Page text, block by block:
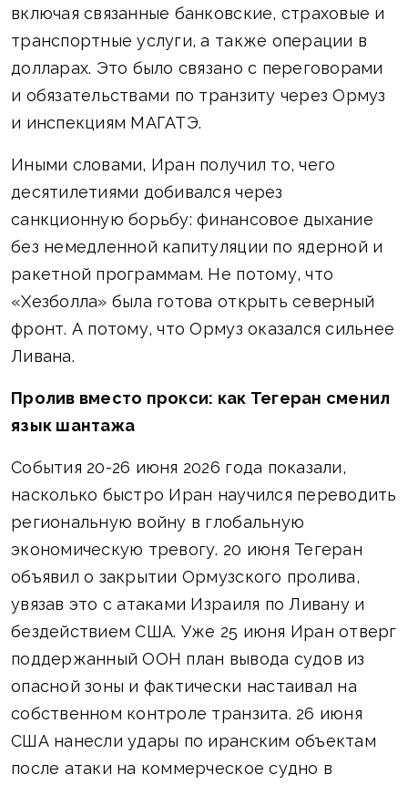
включая связанные банковские, страховые и
транспортные услуги, а также операции в
долларах. Это было связано с переговорами
и обязательствами по транзиту через Ормуз
и инспекциям МАГАТЭ.
Иными словами, Иран получил то, чего
десятилетиями добивался через
санкционную борьбу: финансовое дыхание
без немедленной капитуляции по ядерной и
ракетной программам. Не потому, что
«Хезболла» была готова открыть северный
фронт. А потому, что Ормуз оказался сильнее
Ливана.
Пролив вместо прокси: как Тегеран сменил
язык шантажа
События 20-26 июня 2026 года показали,
насколько быстро Иран научился переводить
региональную войну в глобальную
экономическую тревогу. 20 июня Тегеран
объявил о закрытии Ормузского пролива,
увязав это с атаками Израиля по Ливану и
бездействием США. Уже 25 июня Иран отверг
поддержанный ООН план вывода судов из
опасной зоны и фактически настаивал на
собственном контроле транзита. 26 июня
США нанесли удары по иранским объектам
после атаки на коммерческое судно в